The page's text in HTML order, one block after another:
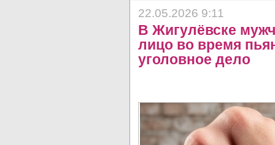
22.05.2026 9:11
В Жигулёвске
лицо во время
уголовное дело